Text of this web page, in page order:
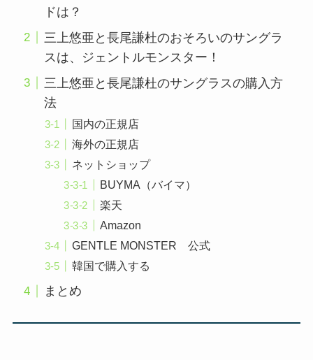
ドは？
三上悠亜と長尾謙杜のおそろいのサングラ
スは、ジェントルモンスター！
三上悠亜と長尾謙杜のサングラスの購入方
法
国内の正規店
海外の正規店
ネットショップ
BUYMA（バイマ）
楽天
Amazon
GENTLE MONSTER 公式
韓国で購入する
まとめ